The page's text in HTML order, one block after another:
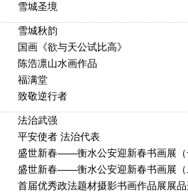
雪城圣境
雪城秋韵
国画《欲与天公试比高》
陈浩凛山水画作品
福满堂
致敬逆行者
法治武强
平安使者 法治代表
盛世新春——衡水公安迎新春书画展（
盛世新春——衡水公安迎新春书画展（
首届优秀政法题材摄影书画作品展展品